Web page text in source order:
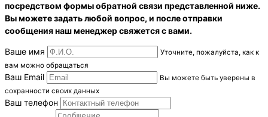
посредством формы обратной связи представленной ниже.
Вы можете задать любой вопрос, и после отправки
сообщения наш менеджер свяжется с вами.
Ваше имя
Уточните, пожалуйста, как к
вам можно обращаться
Ваш Email
Вы можете быть уверены в
сохранности своих данных
Ваш телефон